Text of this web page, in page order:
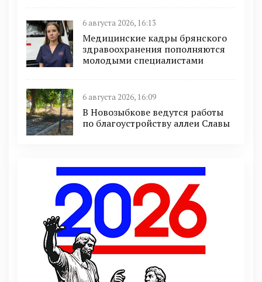
6 августа 2026, 16:13
Медицинские кадры брянского
здравоохранения пополняются
молодыми специалистами
6 августа 2026, 16:09
В Новозыбкове ведутся работы
по благоустройству аллеи Славы